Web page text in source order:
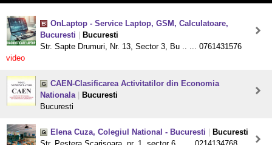
OnLaptop - Service Laptop, GSM, Calculatoare,
Bucuresti
Bucuresti
Str. Sapte Drumuri, Nr. 13, Sector 3, Bu .. ... 0761431576
video
CAEN-Clasificarea Activitatilor din Economia
Nationala
Bucuresti
Bucuresti
Elena Cuza, Colegiul National - Bucuresti
Bucuresti